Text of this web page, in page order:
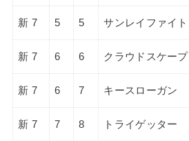
新 7 5 5 サンレイファイト
新 7 6 6 クラウドスケープ
新 7 6 7 キースローガン
新 7 7 8 トライゲッター